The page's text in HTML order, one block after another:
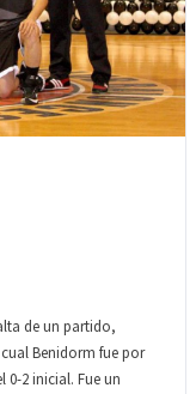
de un partido,
Benidorm fue por
2 inicial. Fue un